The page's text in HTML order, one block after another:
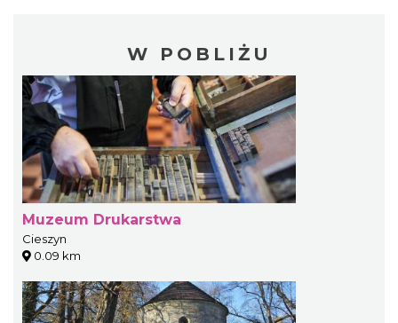
W POBLIŻU
Muzeum Drukarstwa
Cieszyn
0.09 km